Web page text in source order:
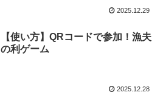
2025.12.29
【使い方】QRコードで参加！漁夫
の利ゲーム
2025.12.28